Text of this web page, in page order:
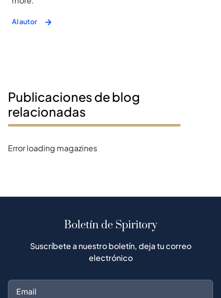
Al autor
Publicaciones de blog
relacionadas
Error loading magazines
Boletín de Spiritory
Suscríbete a nuestro boletín, deja tu correo
electrónico